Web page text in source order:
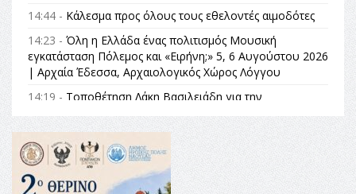
14:44 - Κάλεσμα προς όλους τους εθελοντές αιμοδότες
14:23 - Όλη η Ελλάδα ένας πολιτισμός Μουσική
εγκατάσταση Πόλεμος και «Ειρήνη;» 5, 6 Αυγούστου 2026
| Αρχαία Έδεσσα, Αρχαιολογικός Χώρος Λόγγου
14:19 - Τοποθέτηση Λάκη Βασιλειάδη για την
Αναθεώρηση του Συντάγματος: «Σε τέτοιες κορυφαίες
θεσμικές διαδικασίες υπάρχει μόνο η ευθύνη απέναντι
στις επόμενες γενιές»
16:35 -Το πρόγραμμα του ΠΑΟΚ στον δεύτερο γύρο του
Champions League!